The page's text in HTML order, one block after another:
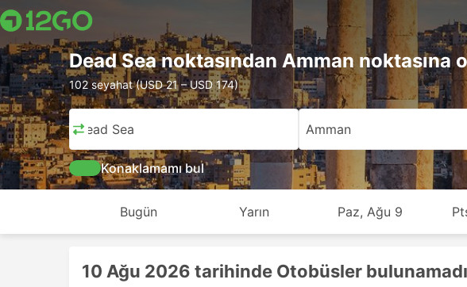
Dead Sea noktasından Amman noktasına
102 seyahat (USD 21 – USD 174)
Dead Sea Amman
Konaklamamı bul
Bugün Yarın Paz, Ağu 9
10 Ağu 2026 tarihinde Otobüsler bulunamadı